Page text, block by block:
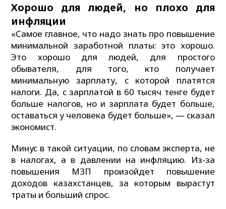
Хорошо для людей, но плохо для
инфляции
«Самое главное, что надо знать про повышение
минимальной заработной платы: это хорошо.
Это хорошо для людей, для простого
обывателя, для того, кто получает
минимальную зарплату, с которой платятся
налоги. Да, с зарплатой в 60 тысяч тенге будет
больше налогов, но и зарплата будет больше,
оставаться у человека будет больше», — сказал
экономист.
Минус в такой ситуации, по словам эксперта, не
в налогах, а в давлении на инфляцию. Из-за
повышения МЗП произойдет повышение
доходов казахстанцев, за которым вырастут
траты и больший спрос.